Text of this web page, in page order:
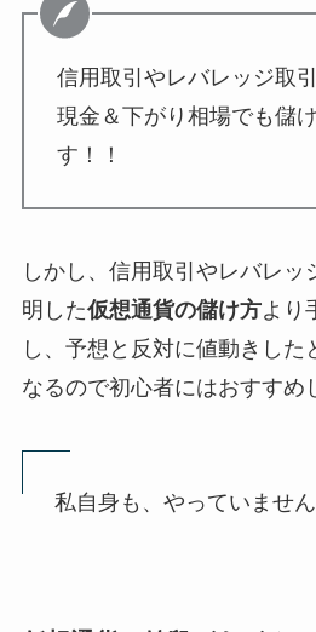
信用取引やレバレッジ取
現金＆下がり相場でも儲
す！！
しかし、信用取引やレバレッ
明した仮想通貨の儲け方より
し、予想と反対に値動きした
なるので初心者にはおすすめ
私自身も、やっていません